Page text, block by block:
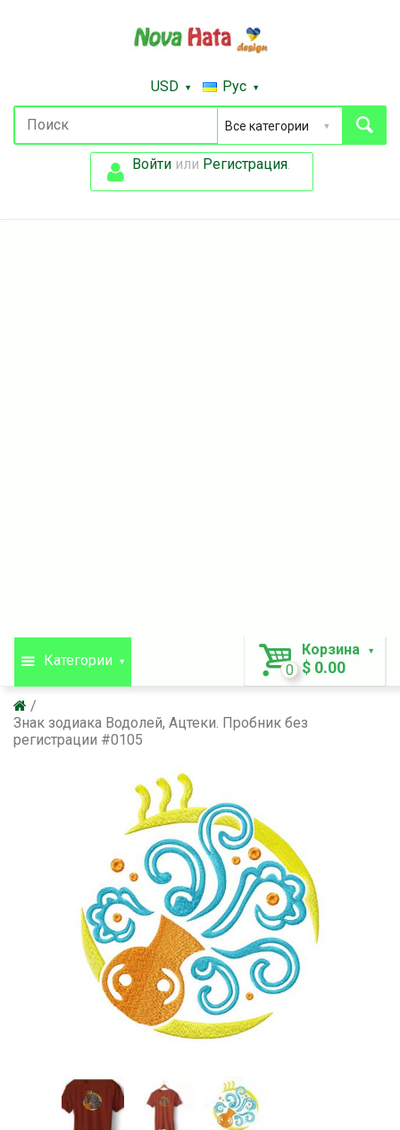
USD Рус
Войти или Регистрация
Категории
Корзина
0 $ 0.00
Знак зодиака Водолей, Ацтеки. Пробник без
регистрации #0105